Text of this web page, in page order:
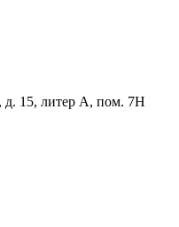
д. 15, литер А, пом. 7Н